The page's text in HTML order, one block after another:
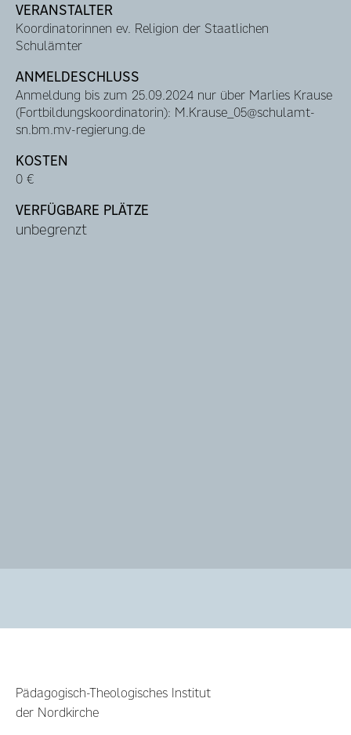
VERANSTALTER
Koordinatorinnen ev. Religion der Staatlichen
Schulämter
ANMELDESCHLUSS
Anmeldung bis zum 25.09.2024 nur über Marlies Krause
(Fortbildungskoordinatorin): M.Krause_05@schulamt-
sn.bm.mv-regierung.de
KOSTEN
0 €
VERFÜGBARE PLÄTZE
unbegrenzt
Pädagogisch-Theologisches Institut
der Nordkirche